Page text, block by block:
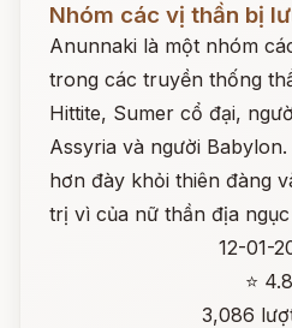
Nhóm các vị thần bị
Anunnaki là một nhóm
trong các truyền thống
Hittite, Sumer cổ đại,
Assyria và người
hơn đày khỏi thiên đàng
trị vì của nữ thần địa ngục
12-01-
⭐ 4.8
3,086